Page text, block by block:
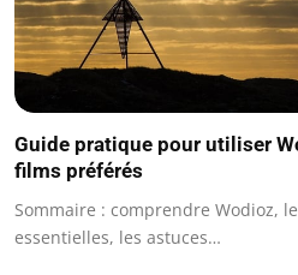
Guide pratique pour utiliser
films préférés
Sommaire : comprendre Wodioz,
essentielles, les astuces…